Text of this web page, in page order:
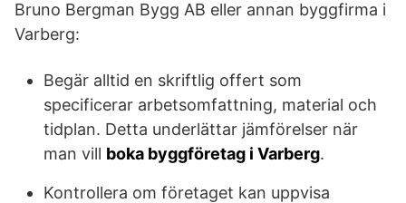
Bruno Bergman Bygg AB eller annan byggfirma i
Varberg:
Begär alltid en skriftlig offert som
specificerar arbetsomfattning, material och
tidplan. Detta underlättar jämförelser när
man vill boka byggföretag i Varberg.
Kontrollera om företaget kan uppvisa